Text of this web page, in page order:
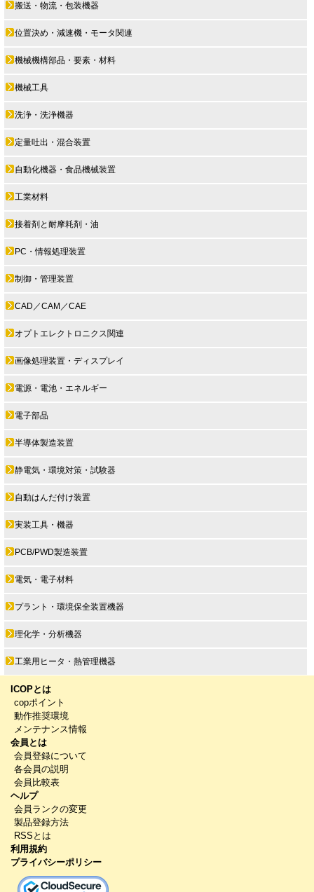
搬送・物流・包装機器
位置決め・減速機・モータ関連
機械機構部品・要素・材料
機械工具
洗浄・洗浄機器
定量吐出・混合装置
自動化機器・食品機械装置
工業材料
接着剤と耐摩耗剤・油
PC・情報処理装置
制御・管理装置
CAD／CAM／CAE
オプトエレクトロニクス関連
画像処理装置・ディスプレイ
電源・電池・エネルギー
電子部品
半導体製造装置
静電気・環境対策・試験器
自動はんだ付け装置
実装工具・機器
PCB/PWD製造装置
電気・電子材料
プラント・環境保全装置機器
理化学・分析機器
工業用ヒータ・熱管理機器
ICOPとは
copポイント
動作推奨環境
メンテナンス情報
会員とは
会員登録について
各会員の説明
会員比較表
ヘルプ
会員ランクの変更
製品登録方法
RSSとは
利用規約
プライバシーポリシー